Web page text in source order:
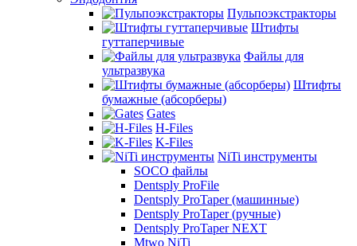
Пульпоэкстракторы
Штифты
гуттаперчивые
Файлы для
ультразвука
Штифты
бумажные (абсорберы)
Gates
H-Files
K-Files
NiTi инструменты
SOCO файлы
Dentsply ProFile
Dentsply ProTaper (машинные)
Dentsply ProTaper (ручные)
Dentsply ProTaper NEXT
Mtwo NiTi